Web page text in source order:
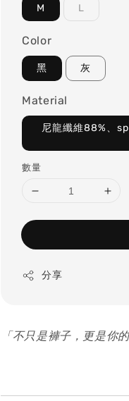
M L
Color
黑 灰
Material
尼龍纖維88%、
數量
分享
「不只是褲子，更是你